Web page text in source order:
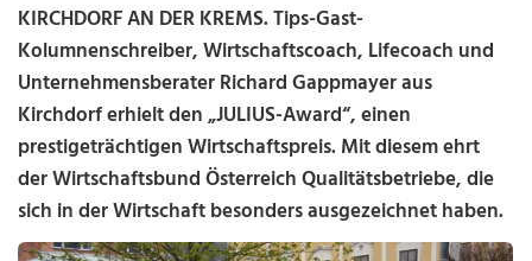
KIRCHDORF AN DER KREMS. Tips-Gast-
Kolumnenschreiber, Wirtschaftscoach, Lifecoach und
Unternehmensberater Richard Gappmayer aus
Kirchdorf erhielt den „JULIUS-Award“, einen
prestigeträchtigen Wirtschaftspreis. Mit diesem ehrt
der Wirtschaftsbund Österreich Qualitätsbetriebe, die
sich in der Wirtschaft besonders ausgezeichnet haben.